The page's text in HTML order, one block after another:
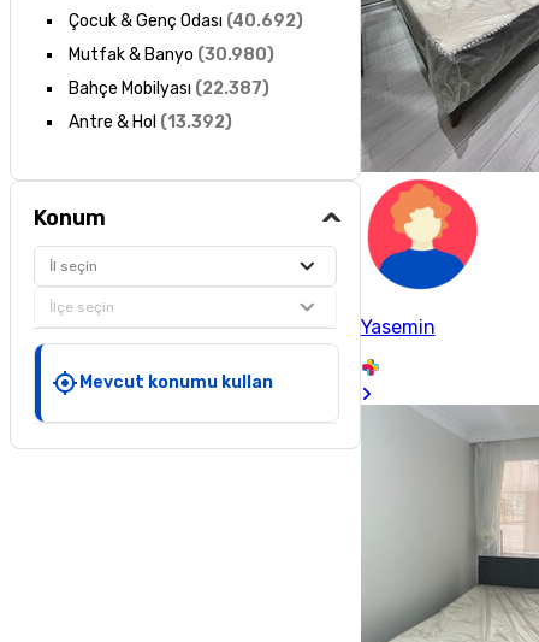
Çocuk & Genç Odası (40.692)
Mutfak & Banyo (30.980)
Bahçe Mobilyası (22.387)
Antre & Hol (13.392)
Konum
İl seçin
İlçe seçin
Mevcut konumu kullan
Yasemin